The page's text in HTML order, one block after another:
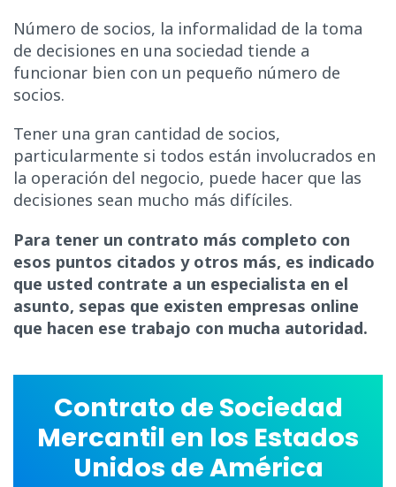
Número de socios, la informalidad de la toma
de decisiones en una sociedad tiende a
funcionar bien con un pequeño número de
socios.
Tener una gran cantidad de socios,
particularmente si todos están involucrados en
la operación del negocio, puede hacer que las
decisiones sean mucho más difíciles.
Para tener un contrato más completo con
esos puntos citados y otros más, es indicado
que usted contrate a un especialista en el
asunto, sepas que existen empresas online
que hacen ese trabajo con mucha autoridad.
Contrato de Sociedad
Mercantil en los Estados
Unidos de América